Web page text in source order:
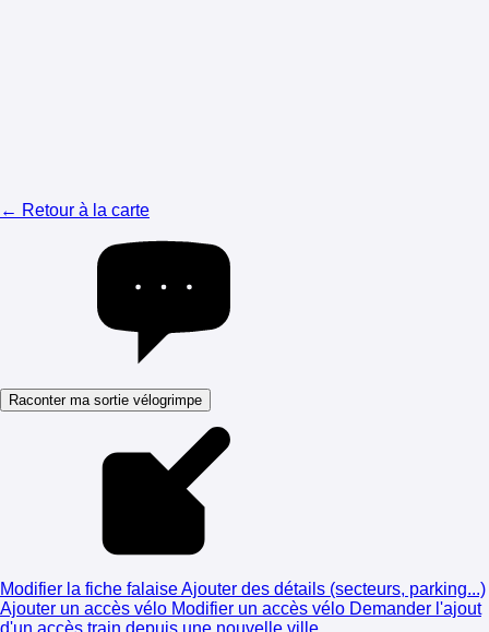
← Retour à la carte
Raconter ma sortie vélogrimpe
Modifier la fiche falaiseAjouter des détails (secteurs, parking...)
Ajouter un accès vélo Modifier un accès vélo Demander l'ajout
d'un accès train depuis une nouvelle ville